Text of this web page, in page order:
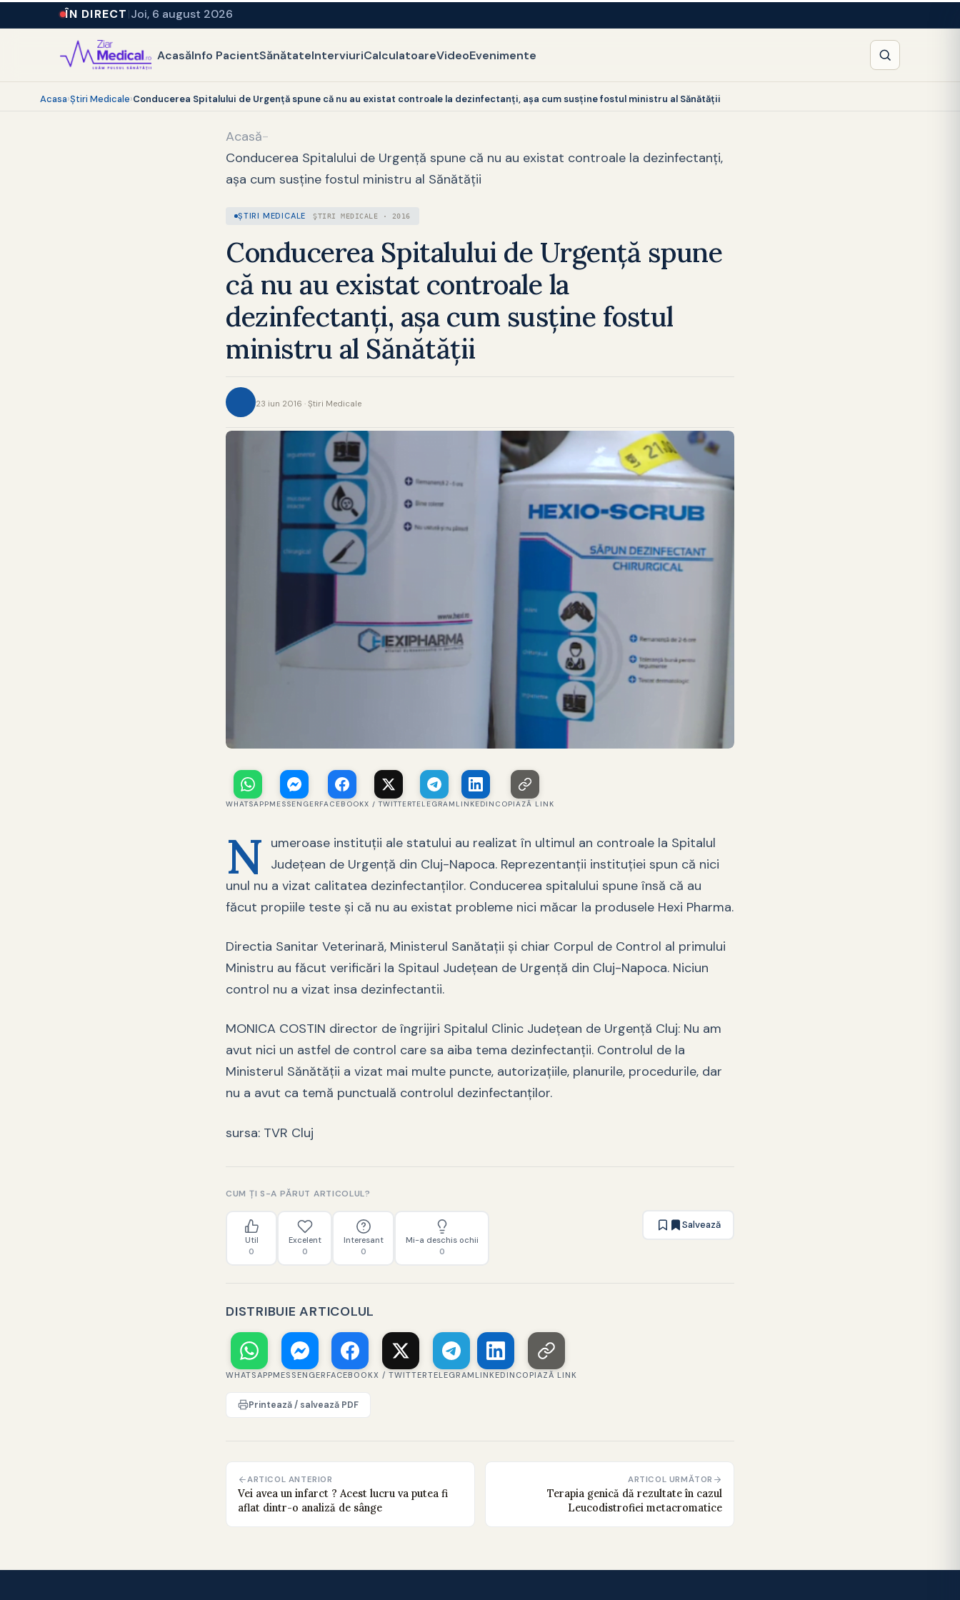
ÎN DIRECT Joi, 6 august 2026
AcasăInfo PacientSănătateInterviuriCalculatoareVideoEvenimente
Acasa›Ştiri Medicale›Conducerea Spitalului de Urgență spune că nu au existat controale la dezinfectanți, așa cum susține fostul ministru al Sănătății
Acasă-
Conducerea Spitalului de Urgență spune că nu au existat controale la dezinfectanți,
așa cum susține fostul ministru al Sănătății
ŞTIRI MEDICALE ŞTIRI MEDICALE · 2016
Conducerea Spitalului de Urgență spune
că nu au existat controale la
dezinfectanți, așa cum susține fostul
ministru al Sănătății
23 iun 2016 · Ştiri Medicale
WHATSAPPMESSENGERFACEBOOKX / TWITTERTELEGRAM LINKEDIN COPIAZĂ LINK
N umeroase instituţii ale statului au realizat în ultimul an controale la Spitalul
Judeţean de Urgenţă din Cluj-Napoca. Reprezentanţii instituţiei spun că nici
unul nu a vizat calitatea dezinfectanţilor. Conducerea spitalului spune însă că au
făcut propiile teste şi că nu au existat probleme nici măcar la produsele Hexi Pharma.
Directia Sanitar Veterinară, Ministerul Sanătaţii şi chiar Corpul de Control al primului
Ministru au făcut verificări la Spitaul Judeţean de Urgenţă din Cluj-Napoca. Niciun
control nu a vizat insa dezinfectantii.
MONICA COSTIN director de îngrijiri Spitalul Clinic Judeţean de Urgenţă Cluj: Nu am
avut nici un astfel de control care sa aiba tema dezinfectanţii. Controlul de la
Ministerul Sănătății a vizat mai multe puncte, autorizațiile, planurile, procedurile, dar
nu a avut ca temă punctuală controlul dezinfectanţilor.
sursa: TVR Cluj
CUM ȚI S-A PĂRUT ARTICOLUL?
Util
0
Excelent
0
Interesant
0
Mi-a deschis ochii
0
Salvează
DISTRIBUIE ARTICOLUL
WHATSAPPMESSENGERFACEBOOKX / TWITTERTELEGRAMLINKEDIN COPIAZĂ LINK
Printează / salvează PDF
ARTICOL ANTERIOR
Vei avea un infarct ? Acest lucru va putea fi
aflat dintr-o analiză de sânge
ARTICOL URMĂTOR
Terapia genică dă rezultate în cazul
Leucodistrofiei metacromatice